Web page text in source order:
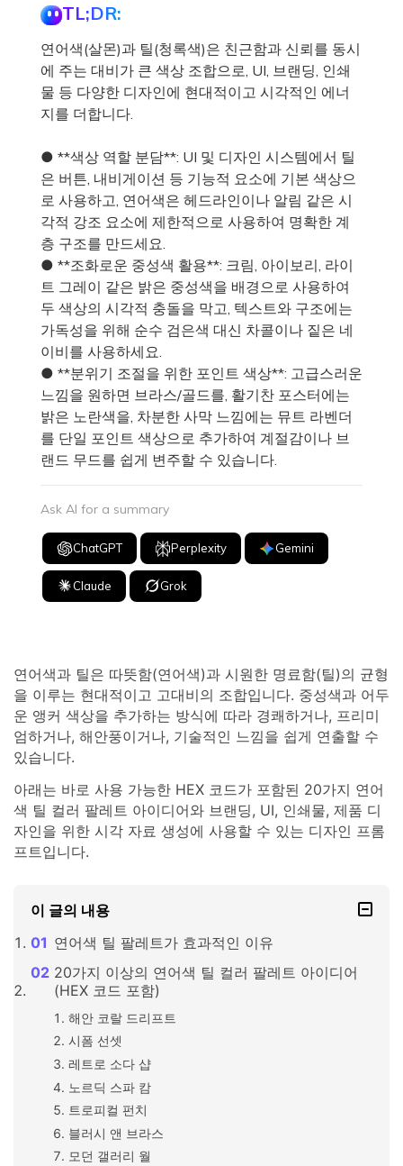
TL;DR:
연어색(살몬)과 틸(청록색)은 친근함과 신뢰를 동시
에 주는 대비가 큰 색상 조합으로, UI, 브랜딩, 인쇄
물 등 다양한 디자인에 현대적이고 시각적인 에너
지를 더합니다.
● **색상 역할 분담**: UI 및 디자인 시스템에서 틸
은 버튼, 내비게이션 등 기능적 요소에 기본 색상으
로 사용하고, 연어색은 헤드라인이나 알림 같은 시
각적 강조 요소에 제한적으로 사용하여 명확한 계
층 구조를 만드세요.
● **조화로운 중성색 활용**: 크림, 아이보리, 라이
트 그레이 같은 밝은 중성색을 배경으로 사용하여
두 색상의 시각적 충돌을 막고, 텍스트와 구조에는
가독성을 위해 순수 검은색 대신 차콜이나 짙은 네
이비를 사용하세요.
● **분위기 조절을 위한 포인트 색상**: 고급스러운
느낌을 원하면 브라스/골드를, 활기찬 포스터에는
밝은 노란색을, 차분한 사막 느낌에는 뮤트 라벤더
를 단일 포인트 색상으로 추가하여 계절감이나 브
랜드 무드를 쉽게 변주할 수 있습니다.
Ask AI for a summary
ChatGPT Perplexity Gemini
Claude Grok
연어색과 틸은 따뜻함(연어색)과 시원한 명료함(틸)의 균형
을 이루는 현대적이고 고대비의 조합입니다. 중성색과 어두
운 앵커 색상을 추가하는 방식에 따라 경쾌하거나, 프리미
엄하거나, 해안풍이거나, 기술적인 느낌을 쉽게 연출할 수
있습니다.
아래는 바로 사용 가능한 HEX 코드가 포함된 20가지 연어
색 틸 컬러 팔레트 아이디어와 브랜딩, UI, 인쇄물, 제품 디
자인을 위한 시각 자료 생성에 사용할 수 있는 디자인 프롬
프트입니다.
이 글의 내용
연어색 틸 팔레트가 효과적인 이유
20가지 이상의 연어색 틸 컬러 팔레트 아이디어
(HEX 코드 포함)
해안 코랄 드리프트
시폼 선셋
레트로 소다 샵
노르딕 스파 캄
트로피컬 펀치
블러시 앤 브라스
모던 갤러리 월